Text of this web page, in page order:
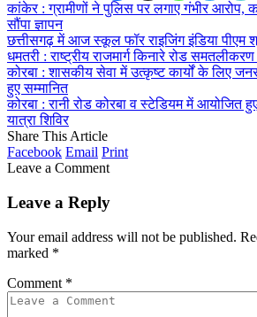
कांकेर : ग्रामीणों ने पुलिस पर लगाए गंभीर
सौंपा ज्ञापन
छत्तीसगढ़ में आज स्कूल फॉर राइजिंग इंडिया पीएम
धमतरी : राष्ट्रीय राजमार्ग किनारे रोड
कोरबा : शासकीय सेवा में उत्कृष्ट कार्यों के लिए
हुए सम्मानित
कोरबा : रानी रोड कोरबा व स्टेडियम में आयोजित
यात्रा शिविर
Share This Article
Facebook Email Print
Leave a Comment
Leave a Reply
Your email address will not be published.
marked *
Comment *